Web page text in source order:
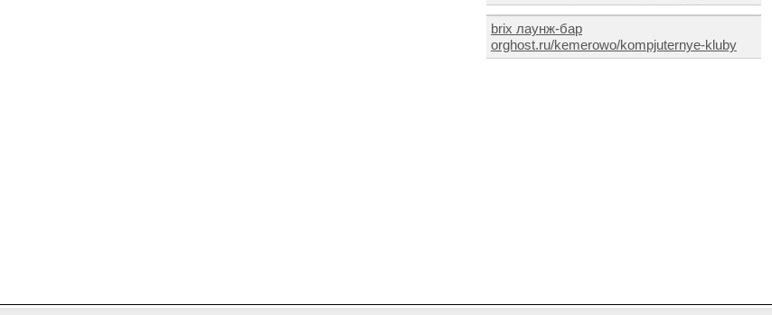
brix лаунж-бар
orghost.ru/kemerowo/kompjuternye-kluby